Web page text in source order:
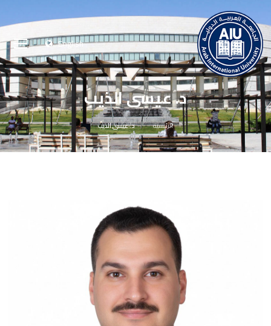
English
د. عيسى الذيب
الرئيسية د. عيسى الذيب